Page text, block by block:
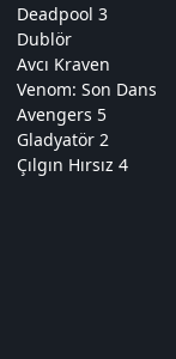
Deadpool 3
Dublör
Avcı Kraven
Venom: Son Dans
Avengers 5
Gladyatör 2
Çılgın Hırsız 4